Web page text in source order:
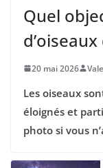
Quel
20 mai 2026
Les oiseaux
éloignés et
photo si vous